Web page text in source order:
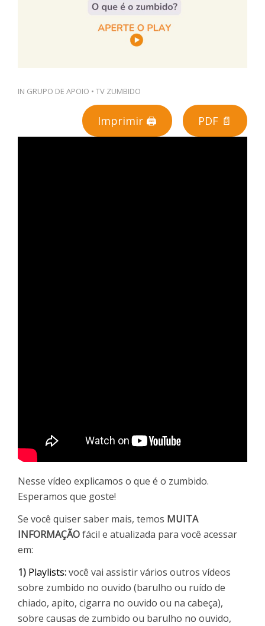
IN GRUPO DE APOIO • TV ZUMBIDO
Imprimir 🖨 PDF 📄
Nesse vídeo explicamos o que é o zumbido.
Esperamos que goste!
Se você quiser saber mais, temos MUITA
INFORMAÇÃOfácil e atualizada para você acessar
em:
1) Playlists:você vai assistir vários outros vídeos
sobre zumbido no ouvido (barulho ou ruído de
chiado, apito, cigarra no ouvido ou na cabeça),
sobre causas de zumbido ou barulho no ouvido,